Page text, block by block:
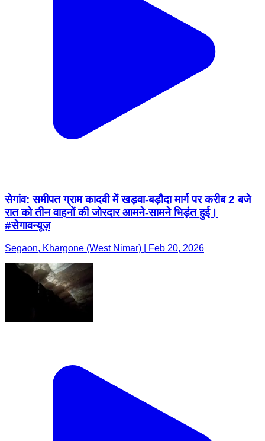
सेगांव: समीपत ग्राम कादवी में खड़वा-बड़ौदा मार्ग पर करीब 2 बजे
रात को तीन वाहनों की जोरदार आमने-सामने भिड़ंत हुई।
#सेगावन्यूज़
Segaon, Khargone (West Nimar) | Feb 20, 2026